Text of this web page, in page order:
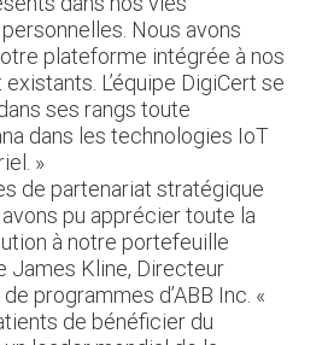
Nous avons
plateforme intégrée à nos
L’équipe DigiCert se
ses rangs toute
dans les technologies IoT
»
de partenariat stratégique
pu apprécier toute la
à notre portefeuille
James Kline, Directeur
programmes d’ABB Inc. «
de bénéficier du